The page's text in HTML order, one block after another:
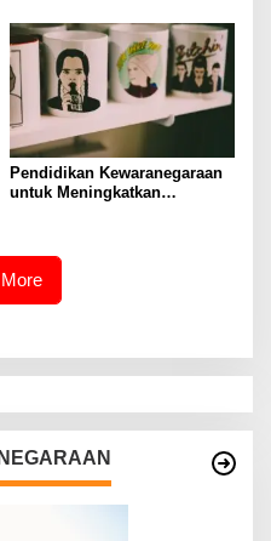
Pendidikan Kewaranegaraan
untuk Meningkatkan